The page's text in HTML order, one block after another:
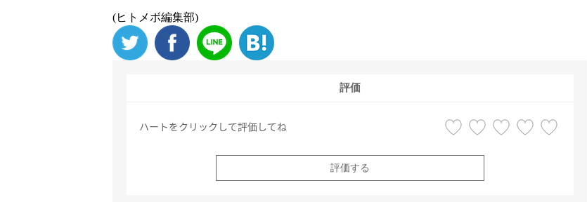
(ヒトメボ編集部)
評価
ハートをクリックして評価してね
評価する